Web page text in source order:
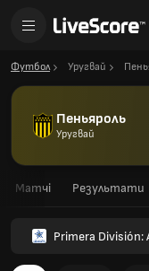
Футбол Уругвай
Пеньяроль
Уругвай
Матчі Результати
Primera División: